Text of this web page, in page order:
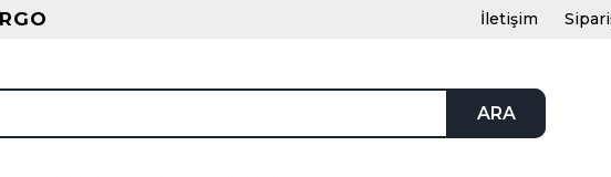
İletişim
ARA